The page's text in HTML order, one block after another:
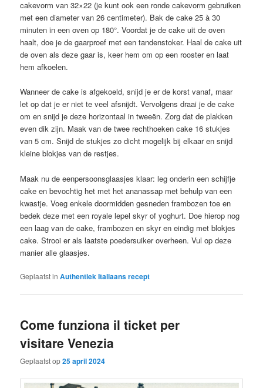
cakevorm van 32×22 (je kunt ook een ronde cakevorm gebruiken
met een diameter van 26 centimeter). Bak de cake 25 à 30
minuten in een oven op 180°. Voordat je de cake uit de oven
haalt, doe je de gaarproef met een tandenstoker. Haal de cake uit
de oven als deze gaar is, keer hem om op een rooster en laat
hem afkoelen.
Wanneer de cake is afgekoeld, snijd je er de korst vanaf, maar
let op dat je er niet te veel afsnijdt. Vervolgens draai je de cake
om en snijd je deze horizontaal in tweeën. Zorg dat de plakken
even dik zijn. Maak van de twee rechthoeken cake 16 stukjes
van 5 cm. Snijd de stukjes zo dicht mogelijk bij elkaar en snijd
kleine blokjes van de restjes.
Maak nu de eenpersoonsglaasjes klaar: leg onderin een schijfje
cake en bevochtig het met het ananassap met behulp van een
kwastje. Voeg enkele doormidden gesneden frambozen toe en
bedek deze met een royale lepel skyr of yoghurt. Doe hierop nog
een laag van de cake, frambozen en skyr en eindig met blokjes
cake. Strooi er als laatste poedersuiker overheen. Vul op deze
manier alle glaasjes.
Geplaatst in Authentiek Italiaans recept
Come funziona il ticket per
visitare Venezia
Geplaatst op25 april 2024